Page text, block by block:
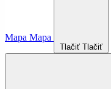
Mapa Mapa
Tlačiť Tlačiť